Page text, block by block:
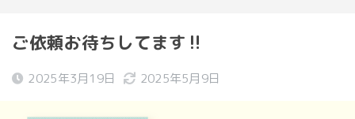
ご依頼お待ちしてます‼
2025年3月19日 2025年5月9日